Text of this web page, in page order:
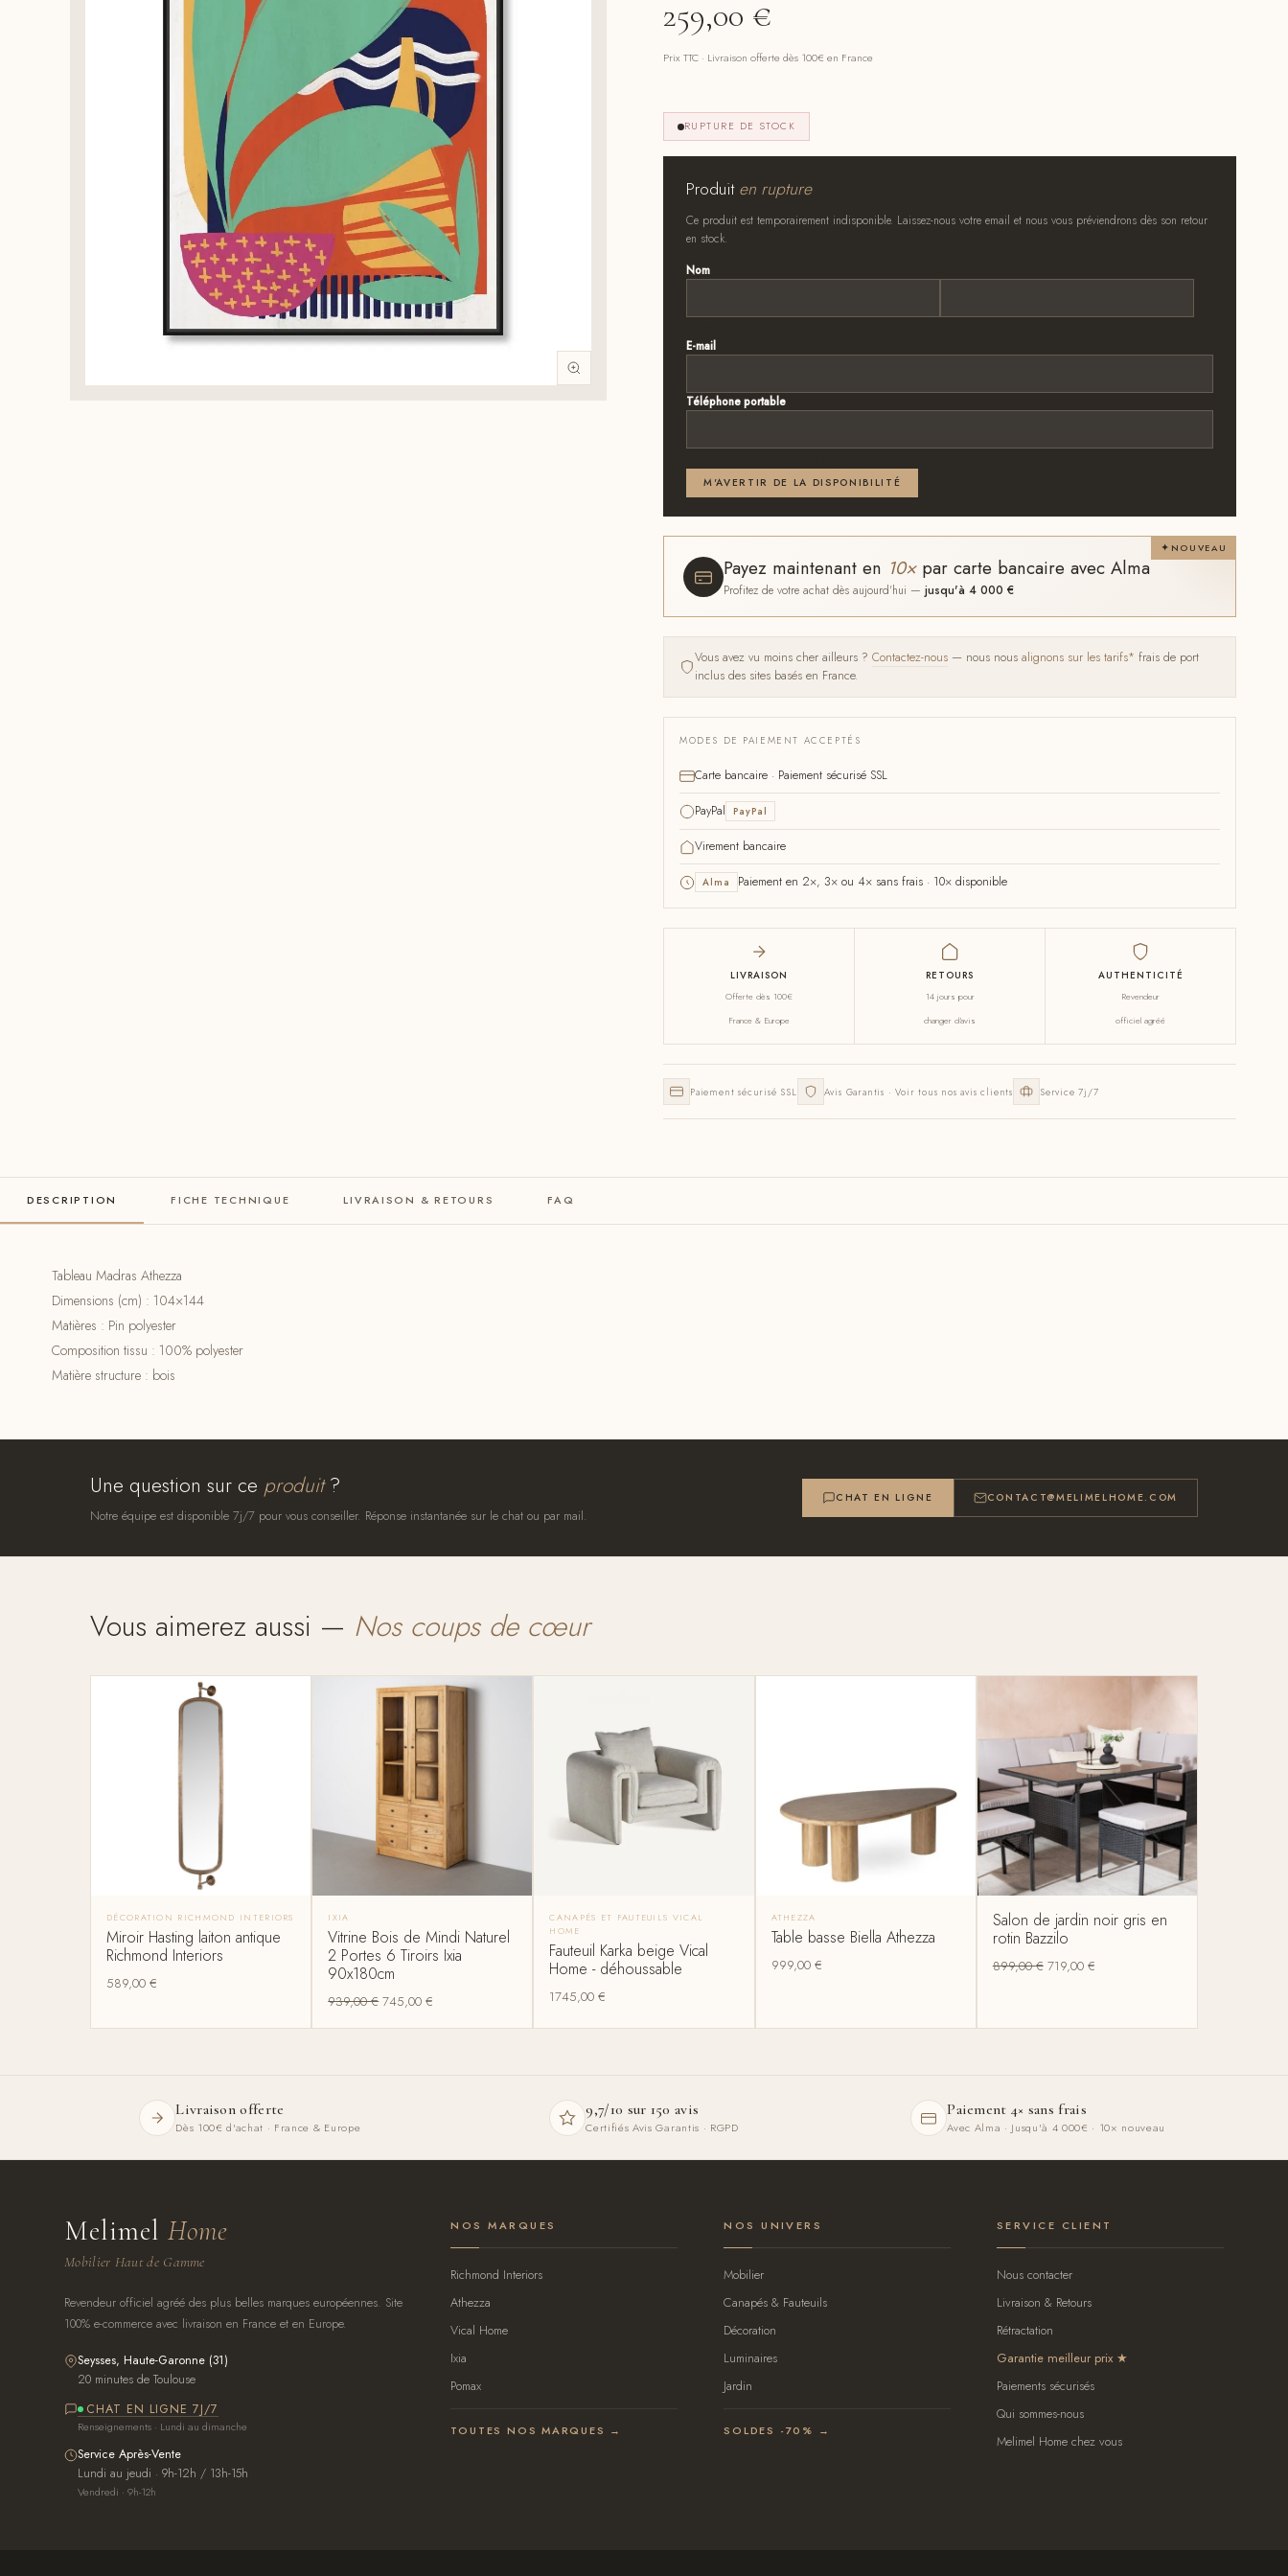
259,00 €
Prix TTC · Livraison offerte dès 100€ en France
RUPTURE DE STOCK
Produiten rupture
Ce produit est temporairement indisponible. Laissez-nous votre email et nous vous préviendrons dès son retour
en stock.
Nom
E-mail
Téléphone portable
M'AVERTIR DE LA DISPONIBILITÉ
NOUVEAU
Payez maintenant en 10×par carte bancaire avec Alma
Profitez de votre achat dès aujourd'hui — jusqu'à 4 000 €
Vous avez vu moins cher ailleurs ? Contactez-nous — nous nous alignons sur les tarifs* frais de port
inclus des sites basés en France.
MODES DE PAIEMENT ACCEPTÉS
Carte bancaire · Paiement sécurisé SSL
PayPal PayPal
Virement bancaire
Alma Paiement en 2×, 3× ou 4× sans frais · 10× disponible
LIVRAISON
Offerte dès 100€
France & Europe
RETOURS
14 jours pour
changer d'avis
AUTHENTICITÉ
Revendeur
officiel agréé
Paiement sécurisé SSL Avis Garantis · Voir tous nos avis clients Service 7j/7
DESCRIPTION FICHE TECHNIQUE LIVRAISON & RETOURS FAQ
Tableau Madras Athezza
Dimensions (cm) : 104×144
Matières : Pin polyester
Composition tissu : 100% polyester
Matière structure : bois
Une question sur ce produit?
Notre équipe est disponible 7j/7 pour vous conseiller. Réponse instantanée sur le chat ou par mail.
CHAT EN LIGNE CONTACT@MELIMELHOME.COM
Vous aimerez aussi — Nos coups de cœur
DÉCORATION RICHMOND INTERIORS
Miroir Hasting laiton antique
Richmond Interiors
589,00€
IXIA
Vitrine Bois de Mindi Naturel
2 Portes 6 Tiroirs Ixia
90x180cm
939,00€ 745,00€
CANAPÉS ET FAUTEUILS VICAL
HOME
Fauteuil Karka beige Vical
Home - déhoussable
1745,00€
ATHEZZA
Table basse Biella Athezza
999,00 €
Salon de jardin noir gris en
rotin Bazzilo
899,00€ 719,00 €
Livraison offerte
Dès 100€ d'achat · France & Europe
9,7/10 sur 150 avis
Certifiés Avis Garantis · RGPD
Paiement 4× sans frais
Avec Alma · Jusqu'à 4 000€ · 10× nouveau
MelimelHome
Mobilier Haut de Gamme
Revendeur officiel agréé des plus belles marques européennes. Site
100% e-commerce avec livraison en France et en Europe.
Seysses, Haute-Garonne (31)
20 minutes de Toulouse
CHAT EN LIGNE 7J/7
Renseignements · Lundi au dimanche
Service Après-Vente
Lundi au jeudi · 9h-12h / 13h-15h
Vendredi · 9h-12h
NOS MARQUES
Richmond Interiors
Athezza
Vical Home
Ixia
Pomax
TOUTES NOS MARQUES →
NOS UNIVERS
Mobilier
Canapés & Fauteuils
Décoration
Luminaires
Jardin
SOLDES -70% →
SERVICE CLIENT
Nous contacter
Livraison & Retours
Rétractation
Garantie meilleur prix
Paiements sécurisés
Qui sommes-nous
Melimel Home chez vous